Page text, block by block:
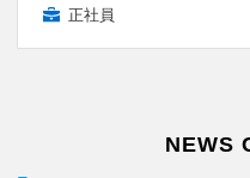
正社員
NEWS